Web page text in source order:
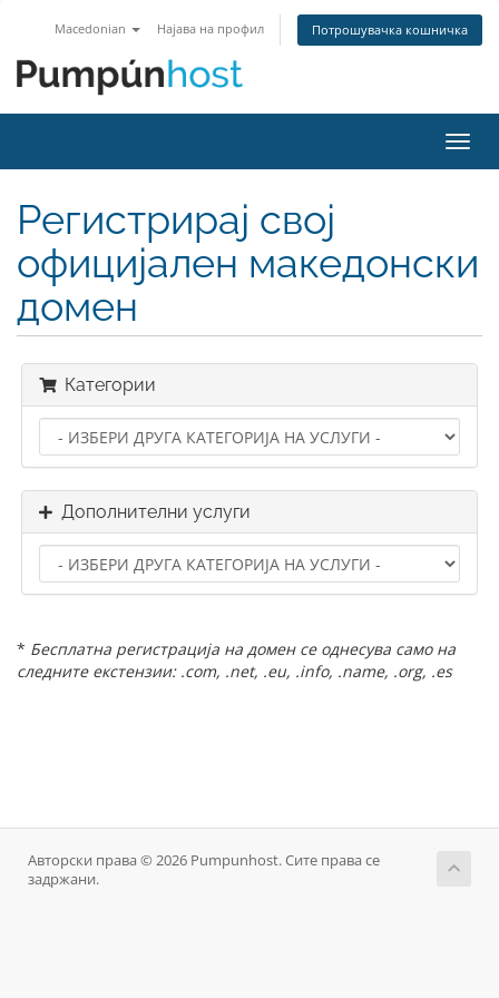
Macedonian Најава на профил Потрошувачка кошничка
ја
Регистрирај свој
официјален македонски
домен
Категории
Дополнителни услуги
* Бесплатна регистрација на домен се однесува само на
следните екстензии: .com, .net, .eu, .info, .name, .org, .es
Авторски права © 2026 Pumpunhost. Сите права се
задржани.